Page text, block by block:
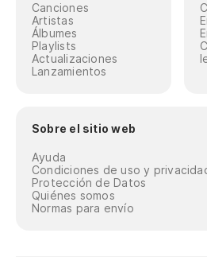
Canciones
Artistas
Álbumes
Playlists
Actualizaciones
Lanzamientos
Sobre el sitio web
Ayuda
Condiciones de uso y
Protección de Datos
Quiénes somos
Normas para envío